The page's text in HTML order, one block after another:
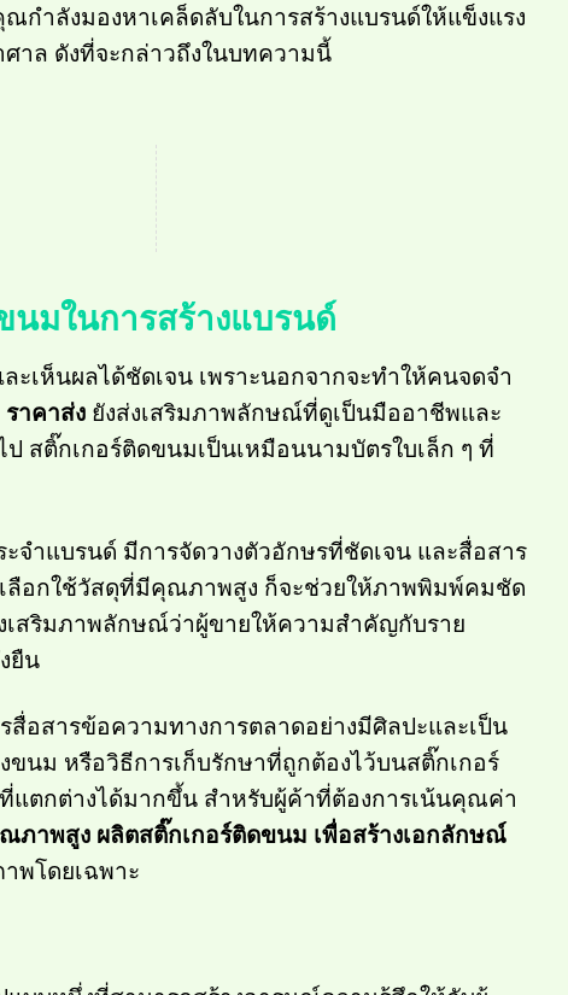
กำลังมองหาเคล็ดลับในการสร้างแบรนด์ให้แข็งแรง
าล ดังที่จะกล่าวถึงในบทความนี้
มในการสร้างแบรนด์
ะเห็นผลได้ชัดเจน เพราะนอกจากจะทำให้คนจดจำ
าคาส่ง ยังส่งเสริมภาพลักษณ์ที่ดูเป็นมืออาชีพและ
สติ๊กเกอร์ติดขนมเป็นเหมือนนามบัตรใบเล็ก ๆ ที่
จำแบรนด์ มีการจัดวางตัวอักษรที่ชัดเจน และสื่อสาร
ลือกใช้วัสดุที่มีคุณภาพสูง ก็จะช่วยให้ภาพพิมพ์คมชัด
สริมภาพลักษณ์ว่าผู้ขายให้ความสำคัญกับราย
ยืน
สื่อสารข้อความทางการตลาดอย่างมีศิลปะและเป็น
ขนม หรือวิธีการเก็บรักษาที่ถูกต้องไว้บนสติ๊กเกอร์
ที่แตกต่างได้มากขึ้น สำหรับผู้ค้าที่ต้องการเน้นคุณค่า
ภาพสูง ผลิตสติ๊กเกอร์ติดขนม เพื่อสร้างเอกลักษณ์
พโดยเฉพาะ